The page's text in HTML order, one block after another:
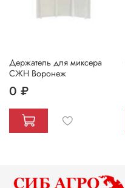
Держатель для миксера
СЖН Воронеж
0 ₽